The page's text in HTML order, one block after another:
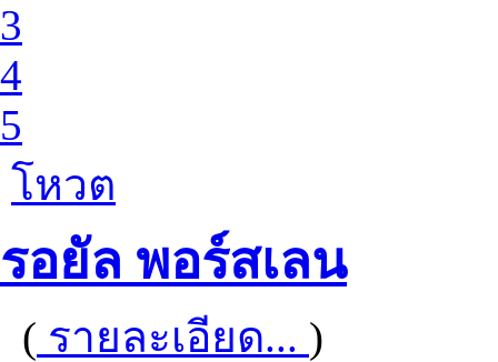
3
4
5
โหวต
รอยัล พอร์สเลน
( รายละเอียด... )